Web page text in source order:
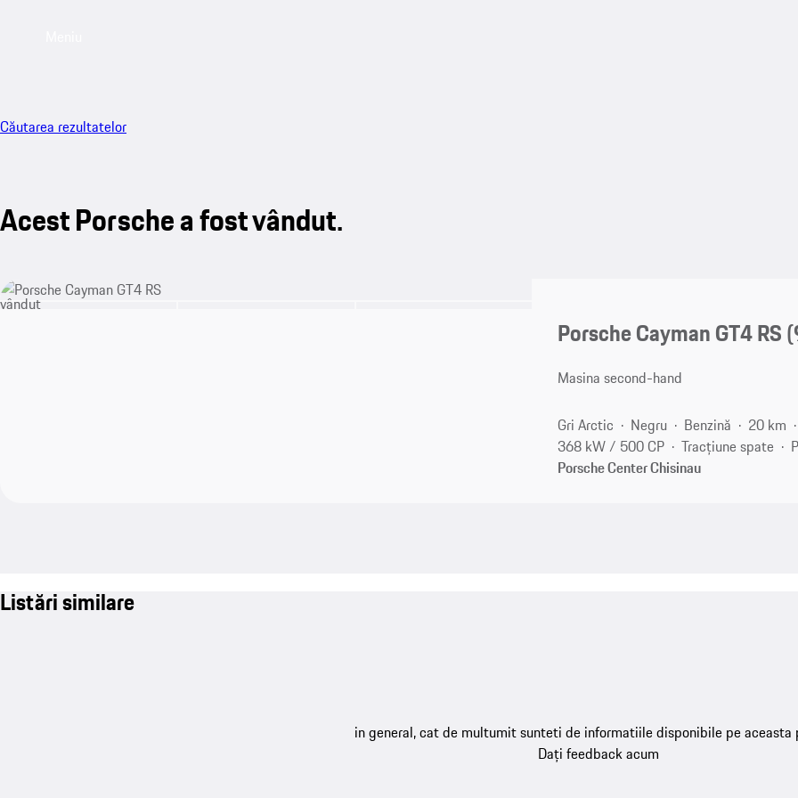
Căutarea rezultatelor
Acest Porsche a fost vândut.
vândut
Porsche Cayman GT4 RS
Masina second-hand
Gri Arctic Negru Benzină 20 km
368 kW / 500 CP
Tracțiune spate
Porsche Center Chisinau
Listări similare
in general, cat de multumit sunteti de informatiile disponibile pe aceasta
Dați feedback acum